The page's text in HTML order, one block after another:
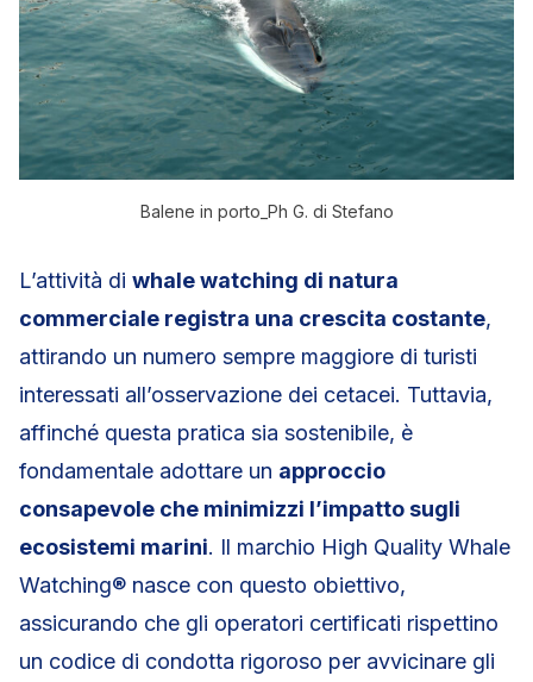
Balene in porto_Ph G. di Stefano
L’attività di whale watching di natura
commerciale registra una crescita costante,
attirando un numero sempre maggiore di turisti
interessati all’osservazione dei cetacei. Tuttavia,
affinché questa pratica sia sostenibile, è
fondamentale adottare un approccio
consapevole che minimizzi l’impatto sugli
ecosistemi marini. Il marchio High Quality Whale
Watching® nasce con questo obiettivo,
assicurando che gli operatori certificati rispettino
un codice di condotta rigoroso per avvicinare gli